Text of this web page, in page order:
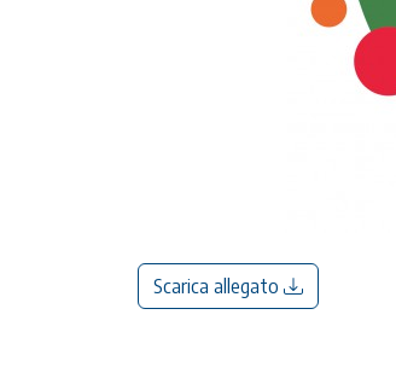
Scarica allegato